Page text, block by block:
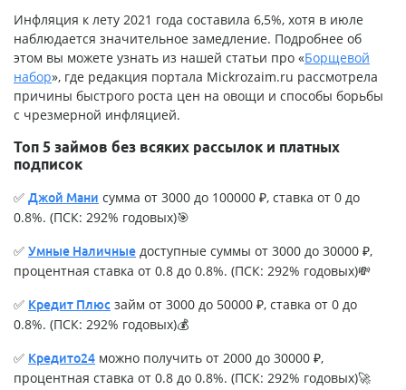
Инфляция к лету 2021 года составила 6,5%, хотя в июле
наблюдается значительное замедление. Подробнее об
этом вы можете узнать из нашей статьи про «Борщевой
набор», где редакция портала Mickrozaim.ru рассмотрела
причины быстрого роста цен на овощи и способы борьбы
с чрезмерной инфляцией.
Топ 5 займов без всяких рассылок и платных
подписок
✅ Джой Мани сумма от 3000 до 100000 ₽, ставка от 0 до
0.8%. (ПСК: 292% годовых)🎯
✅ Умные Наличные доступные суммы от 3000 до 30000 ₽,
процентная ставка от 0.8 до 0.8%. (ПСК: 292% годовых)💸
✅ Кредит Плюс займ от 3000 до 50000 ₽, ставка от 0 до
0.8%. (ПСК: 292% годовых)💰
✅ Кредито24 можно получить от 2000 до 30000 ₽,
процентная ставка от 0.8 до 0.8%. (ПСК: 292% годовых)🚀